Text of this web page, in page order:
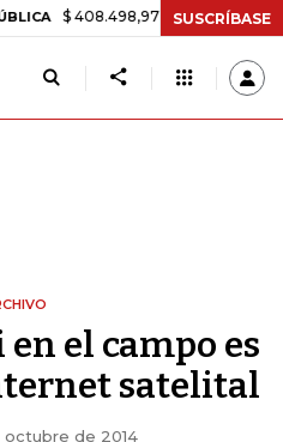
$ 408.498,97 +$ 8.753,81 +2,19%
SUSCRÍBASE
el campo es
satelital
octubre de 2014